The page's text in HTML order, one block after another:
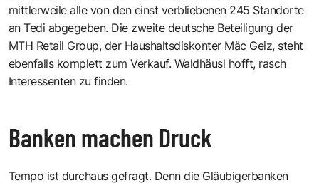
mittlerweile alle von den einst verbliebenen 245 Standorte
an Tedi abgegeben. Die zweite deutsche Beteiligung der
MTH Retail Group, der Haushaltsdiskonter Mäc Geiz, steht
ebenfalls komplett zum Verkauf. Waldhäusl hofft, rasch
Interessenten zu finden.
Banken machen Druck
Tempo ist durchaus gefragt. Denn die Gläubigerbanken